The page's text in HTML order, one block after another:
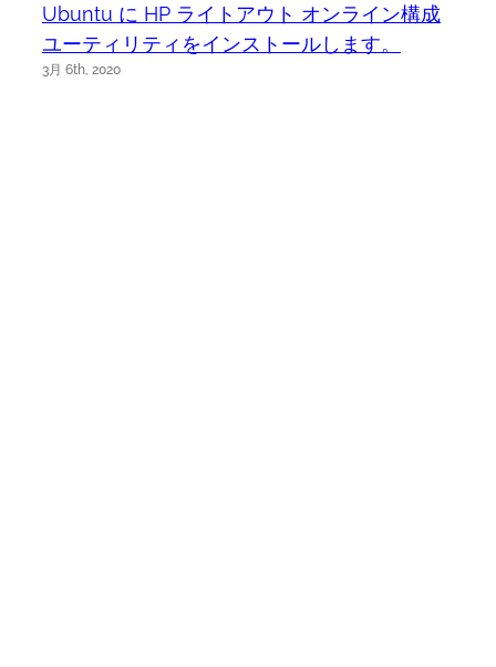
Ubuntu に HP ライトアウト オンライン構成
ユーティリティをインストールします。
3月 6th, 2020